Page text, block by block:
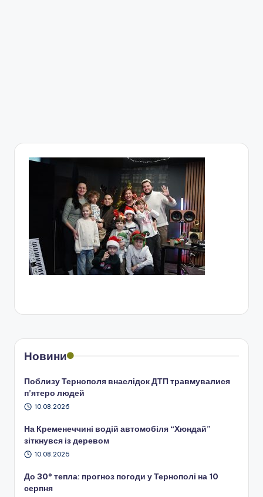
Новини
Поблизу Тернополя внаслідок ДТП травмувалися
п’ятеро людей
10.08.2026
На Кременеччині водій автомобіля “Хюндай”
зіткнувся із деревом
10.08.2026
До 30° тепла: прогноз погоди у Тернополі на 10
серпня